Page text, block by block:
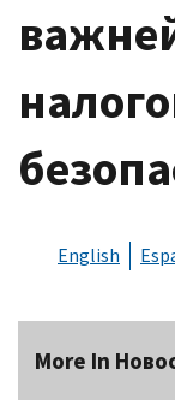
English
More In